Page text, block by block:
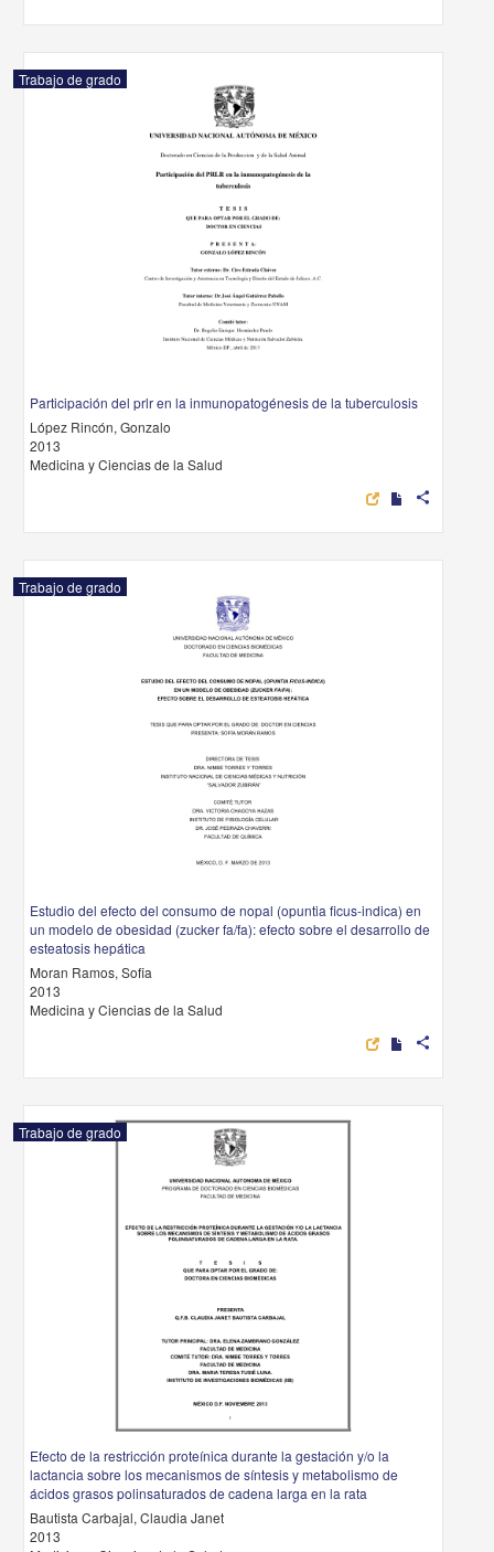
Trabajo de grado
Participación del prlr en la inmunopatogénesis de la tuberculosis
López Rincón, Gonzalo
2013
Medicina y Ciencias de la Salud
share
Trabajo de grado
Estudio del efecto del consumo de nopal (opuntia ficus-indica) en
un modelo de obesidad (zucker fa/fa): efecto sobre el desarrollo de
esteatosis hepática
Moran Ramos, Sofia
2013
Medicina y Ciencias de la Salud
share
Trabajo de grado
Efecto de la restricción proteínica durante la gestación y/o la
lactancia sobre los mecanismos de síntesis y metabolismo de
ácidos grasos polinsaturados de cadena larga en la rata
Bautista Carbajal, Claudia Janet
2013